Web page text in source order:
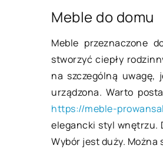
Meble do domu
Meble przeznaczone
stworzyć ciepły
na szczególną
urządzona. Warto
https://meble-
elegancki styl wnętrzu.
Wybór jest duży. Można
09 czerwca 2019
Pod jakim kątem
meble do sypialni?
Sypialnia to jedno z
pomieszczeń w całym
mieszkaniu. To
kładziemy się